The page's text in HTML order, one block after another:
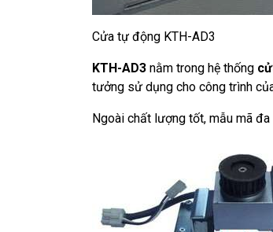
Cửa tự động KTH-AD3
KTH-AD3 nằm trong hệ thống
tưởng sử dụng cho công trình
Ngoài chất lượng tốt, mẫu mã